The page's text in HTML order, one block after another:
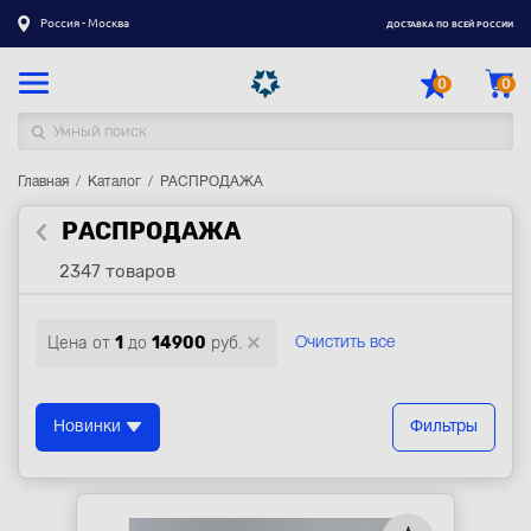
Россия - Москва ДОСТАВКА ПО ВСЕЙ РОССИИ
0 0
Каталог товаров
Регистрация|Вход
Доставка
Контакты
Акции
Оптовым и корпоративным клиентам
Главная Каталог РАСПРОДАЖА
РАСПРОДАЖА
2347 товаров
Цена от 1 до 14900 руб. Очистить все
Новинки Фильтры